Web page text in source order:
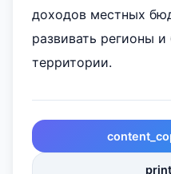
доходов местных
развивать регионы и
территории.
print